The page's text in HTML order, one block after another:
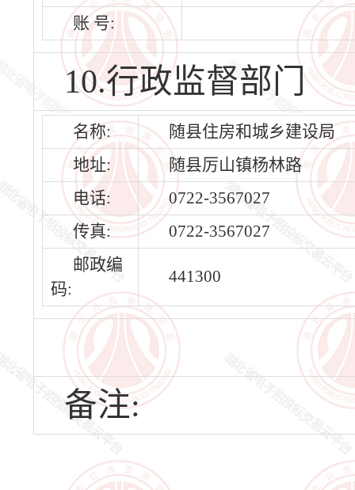
账 号:
10.行政监督部门
名称:
随县住房和城乡建设局
地址:
随县厉山镇杨林路
电话:
0722-3567027
传真:
0722-3567027
邮政编
码:
441300
备注: